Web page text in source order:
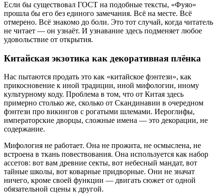
Если бы существовал ГОСТ на подобные тексты, «Фуяо»
прошла бы его без единого замечания. Всё на месте. Всё
отмерено. Всё знакомо до боли. Это тот случай, когда читатель
не читает — он узнаёт. И узнавание здесь подменяет любое
удовольствие от открытия.
Китайская экзотика как декоративная плёнка
Нас пытаются продать это как «китайское фэнтези», как
прикосновение к иной традиции, иной мифологии, иному
культурному коду. Проблема в том, что от Китая здесь
примерно столько же, сколько от Скандинавии в очередном
фэнтези про викингов с рогатыми шлемами. Иероглифы,
императорские дворцы, сложные имена — это декорации, не
содержание.
Мифология не работает. Она не прожита, не осмыслена, не
встроена в ткань повествования. Она используется как набор
ассетов: вот вам древние секты, вот небесный мандат, вот
тайные школы, вот коварные придворные. Они не значат
ничего, кроме своей функции — двигать сюжет от одной
обязательной сцены к другой.